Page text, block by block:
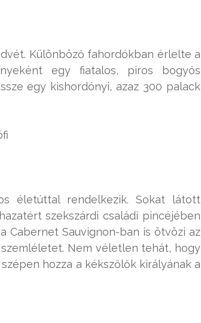
Különböző fahordókban érlelte a
egy fiatalos, piros bogyós
egy kishordónyi, azaz 300 palack
életúttal rendelkezik. Sokat látott
szekszárdi családi pincéjében
Cabernet Sauvignon-ban is ötvözi az
Nem véletlen tehát, hogy
hozza a kékszőlők királyának a